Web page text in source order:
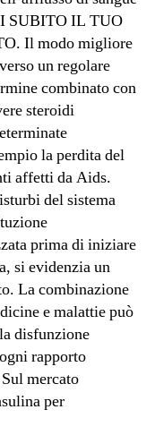
SUBITO IL TUO
Il modo migliore
un regolare
combinato con
steroidi
la perdita del
affetti da Aids.
del sistema
prima di iniziare
si evidenzia un
La combinazione
e malattie può
disfunzione
rapporto
mercato
per